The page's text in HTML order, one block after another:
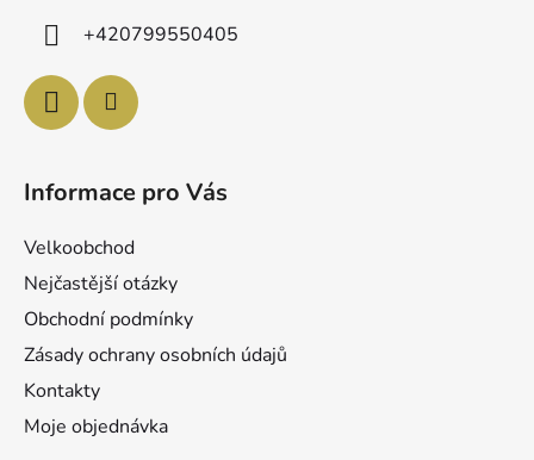
+420799550405
Informace pro Vás
Velkoobchod
Nejčastější otázky
Obchodní podmínky
Zásady ochrany osobních údajů
Kontakty
Moje objednávka